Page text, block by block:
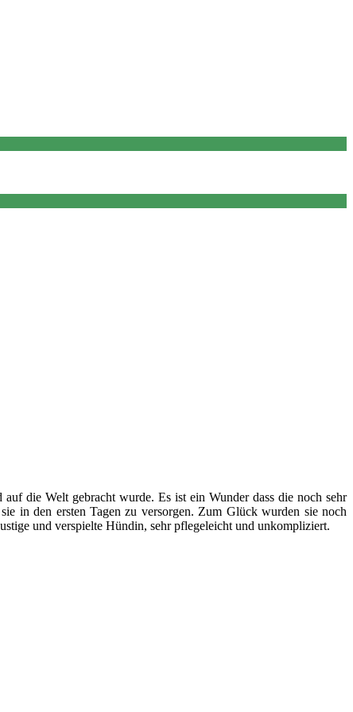
die Welt gebracht wurde. Es ist ein Wunder dass die noch sehr
in den ersten Tagen zu versorgen. Zum Glück wurden sie noch
und verspielte Hündin, sehr pflegeleicht und unkompliziert.